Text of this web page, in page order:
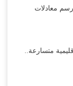
معادلات
متسارعة..